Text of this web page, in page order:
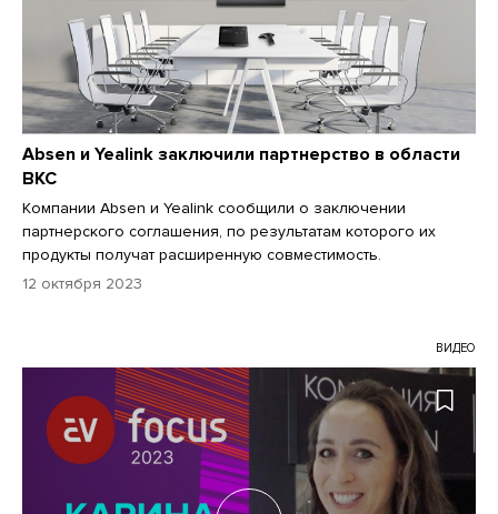
Absen и Yealink заключили партнерство в области
ВКС
Компании Absen и Yealink сообщили о заключении
партнерского соглашения, по результатам которого их
продукты получат расширенную совместимость.
12 октября 2023
ВИДЕО